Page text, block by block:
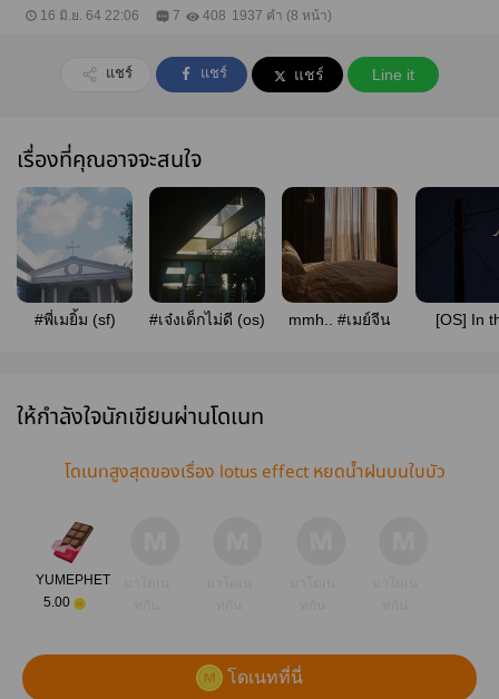
16 มิ.ย. 64 22:06 7 408 1937 คำ (8 หน้า)
แชร์ แชร์ แชร์ Line it
เรื่องที่คุณอาจจะสนใจ
#พี่เมยิ้ม (sf) #เจ๋งเด็กไม่ดี (os) mmh.. #เมย์จีน
[OS] In
ให้กำลังใจนักเขียนผ่านโดเนท
โดเนทสูงสุดของเรื่อง lotus effect หยดน้ำฝนบนใบบัว
YUMEPHET
5.00
โดเนทที่นี่